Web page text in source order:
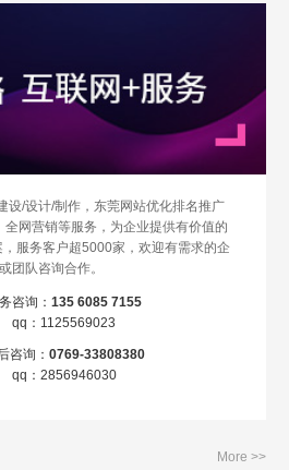
设/设计/制作，东莞网站优化排名推广
网营销等服务，为企业提供有价值的
服务客户超5000家，欢迎有需求的企
团队咨询合作。
咨询： 135 6085 7155
qq：1125569023
咨询： 0769-33808380
qq：2856946030
More >>